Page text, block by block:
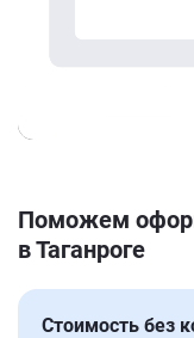
Поможем
в Таганроге
Стоимость без